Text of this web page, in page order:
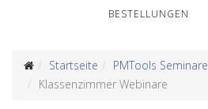
BESTELLUNGEN
Startseite
PMTools Seminare
Klassenzimmer Webinare